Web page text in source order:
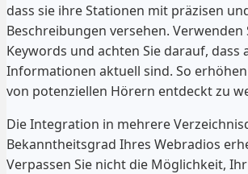
dass sie ihre Stationen mit präzisen
Beschreibungen versehen. Verwenden
Keywords und achten Sie darauf, dass
Informationen aktuell sind. So erhöhen
von potenziellen Hörern entdeckt zu
Die Integration in mehrere
Bekanntheitsgrad Ihres Webradios
Verpassen Sie nicht die Möglichkeit,